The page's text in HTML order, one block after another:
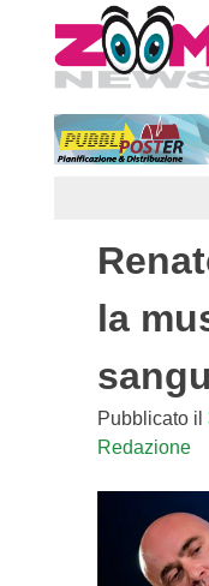
to
content
la
Pubblicato il
Redazione